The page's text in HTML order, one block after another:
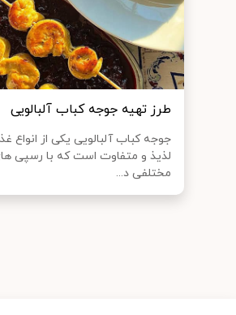
طرز تهیه جوجه کباب آلبالویی
جوجه کباب آلبالویی یکی از انواع
لذیذ و متفاوت است که با رسپی
مختلفی د...